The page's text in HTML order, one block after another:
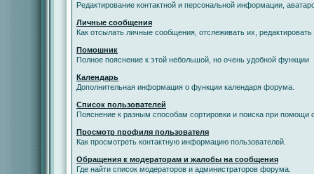
Редактирование контактной и персональной информации,
Личные сообщения
Как отсылать личные сообщения, отслеживать их,
Помошник
Полное пояснение к этой небольшой, но очень удобной функции
Календарь
Дополнительная информация о функции календаря форума.
Список пользователей
Пояснение к разным способам сортировки и поиска при помощи
Просмотр профиля пользователя
Как просмотреть контактную информацию пользователей.
Обращения к модераторам и жалобы на сообщения
Где найти список модераторов и администраторов форума.